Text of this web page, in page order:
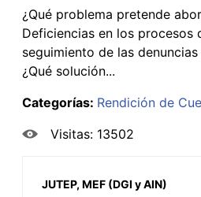
¿Qué problema pretende
Deficiencias en los procesos
seguimiento de las
¿Qué solución...
Categorías: Rendición de
Visitas: 13502
JUTEP, MEF (DGI y AIN)